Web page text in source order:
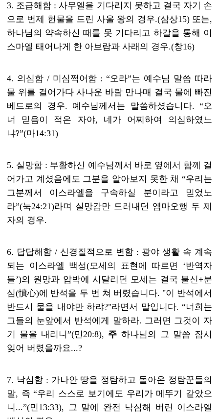
3. 조급해함 :사무엘을 기다리지 못하고 결국 자기 손
으로 번제 헌물을 드린 사울 왕의 경우.(삼상15) 또는,
하나님의 약속하신 때를 못 기다리고 하갈을 통해 이
스마엘 태어나게 한 아브람과 사래의 경우.(창16)
4. 의심함 / 미심쩍어함 : “오라”는 예수님 말씀 따라
물 위를 걸어가다 사나운 바람 만나매 결국 물에 빠진
베드로의 경우. 예수님께서는 말씀하셨습니다. “오
너 믿음이 적은 자야, 네가 어찌하여 의심하였느
냐?”(마14:31)
5. 실망함 : 부활하신 예수님께서 바로 옆에서 함께 걸
어가고 계셨음에도 그분을 알아보지 못한 채 “우리는
그분께서 이스라엘을 구속하실 분이라고 믿었노
라”(눅24:21)라며 실망감만 드러내던 엠마오행 두 제
자의 경우.
6. 답답해함 / 신경질적으로 변함 : 광야 생활 속 계속
되는 이스라엘 백성(모세의 표현에 따르면 ‘반역자
들’)의 원망과 압박에 시달리던 모세는 결국 불신+분
심(憤心)에 반석을 두 번 쳐 버렸습니다. "이 반석에서
반드시 물을 내야만 하랴?"라면서 말입니다. “너희는
그들의 눈앞에서 반석에게 말하라. 그러면 그것이 자
기 물을 내리니”(민20:8), 주 하나님의 그 말씀 잠시
잊어 버렸을까요...?
7. 낙심함 : 가나안 땅을 정탐하고 돌아온 정탐꾼들의
말, 즉“우리 스스로 보기에도 우리가 메뚜기 같았으
니 ...”(민13:33), 그 말에 완전 낙심해 버린 이스라엘